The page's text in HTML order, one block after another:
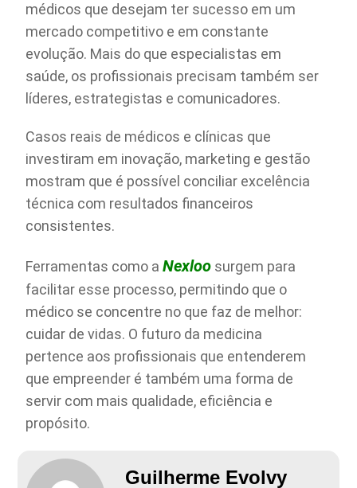
médicos que desejam ter sucesso em um
mercado competitivo e em constante
evolução. Mais do que especialistas em
saúde, os profissionais precisam também ser
líderes, estrategistas e comunicadores.
Casos reais de médicos e clínicas que
investiram em inovação, marketing e gestão
mostram que é possível conciliar excelência
técnica com resultados financeiros
consistentes.
Ferramentas como aNexloo surgem para
facilitar esse processo, permitindo que o
médico se concentre no que faz de melhor:
cuidar de vidas. O futuro da medicina
pertence aos profissionais que entenderem
que empreender é também uma forma de
servir com mais qualidade, eficiência e
propósito.
Guilherme Evolvy